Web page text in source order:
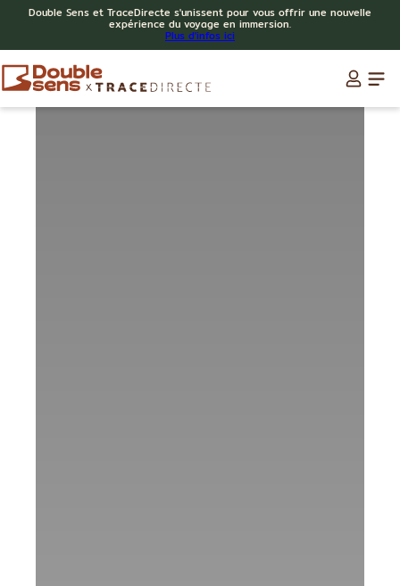
Double Sens et TraceDirecte s'unissent pour vous offrir une nouvelle
expérience du voyage en immersion.
Plus d'infos ici